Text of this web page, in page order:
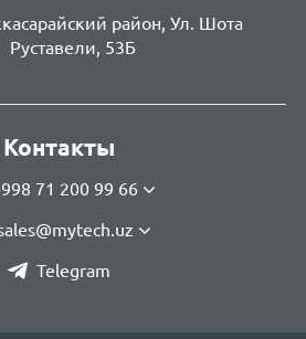
район, Ул. Шота
Руставели, 53Б
Контакты
71 200 99 66
Telegram